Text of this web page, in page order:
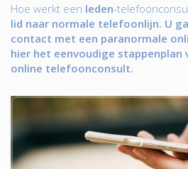
Hoe werkt een leden-
lid naar normale telefoonlijn. U
contact met een paranormale
hier het eenvoudige stappenplan
online telefoonconsult.